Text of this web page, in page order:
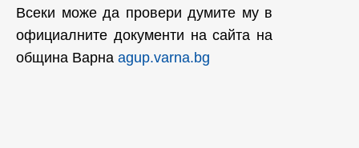
Всеки може да провери думите му в
официалните документи на сайта на
община Варна agup.varna.bg